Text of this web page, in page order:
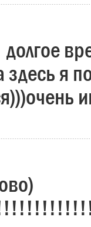
здесь я